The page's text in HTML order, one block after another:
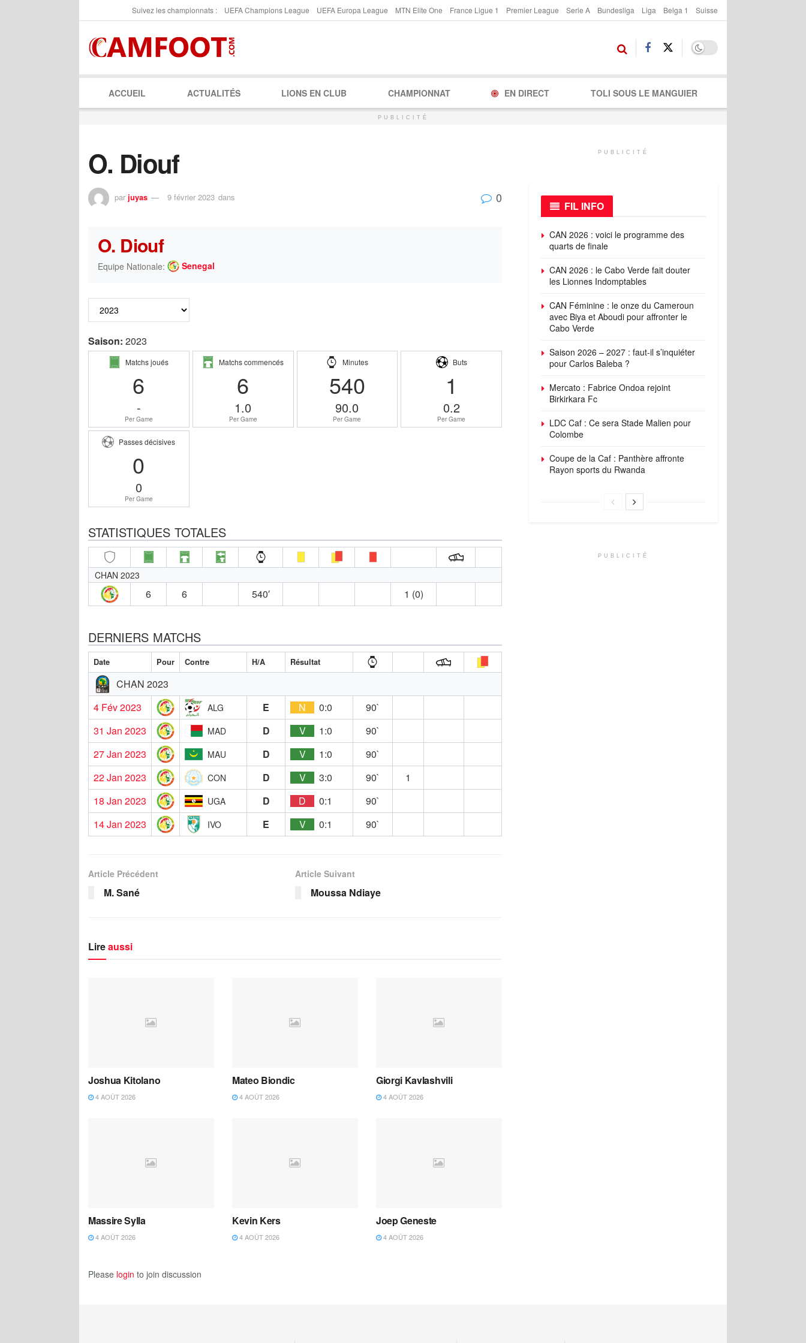
Suivez les championnats : UEFA Champions League UEFA Europa League MTN Elite One France Ligue 1 Premier League Serie A Bundesliga Liga Belga 1 Suisse
ACCUEIL ACTUALITÉS LIONS EN CLUB CHAMPIONNAT EN DIRECT TOLI SOUS LE MANGUIER
PUBLICITÉ
O. Diouf
par juyas 9 février 2023 dans 0
O. Diouf
Equipe Nationale: Senegal
Saison: 2023
Matchs joués
6
-
Per Game
Matchs commencés
6
1.0
Per Game
Minutes
540
90.0
Per Game
Buts
1
0.2
Per Game
Passes décisives
0
0
Per Game
STATISTIQUES TOTALES
CHAN 2023
6 6 540′ 1 (0)
DERNIERS MATCHS
Date Pour Contre H/A Résultat
CHAN 2023
4 Fév 2023
ALG E N 0:0
90`
31 Jan 2023
MAD D V 1:0
90`
27 Jan 2023
MAU D V 1:0
90`
22 Jan 2023
CON D V 3:0 90`
1
18 Jan 2023
UGA D D 0:1
90`
14 Jan 2023
IVO E V 0:1 90`
Article Précédent
M. Sané
Article Suivant
Moussa Ndiaye
Lireaussi
Joshua Kitolano
4 AOÛT 2026
Mateo Biondic
4 AOÛT 2026
Giorgi Kavlashvili
4 AOÛT 2026
Massire Sylla
4 AOÛT 2026
Kevin Kers
4 AOÛT 2026
Joep Geneste
4 AOÛT 2026
Please login to join discussion
PUBLICITÉ
FIL INFO
CAN 2026 : voici le programme des
quarts de finale
CAN 2026 : le Cabo Verde fait douter
les Lionnes Indomptables
CAN Féminine : le onze du Cameroun
avec Biya et Aboudi pour affronter le
Cabo Verde
Saison 2026 – 2027 : faut-il s’inquiéter
pour Carlos Baleba ?
Mercato : Fabrice Ondoa rejoint
Birkirkara Fc
LDC Caf : Ce sera Stade Malien pour
Colombe
Coupe de la Caf : Panthère affronte
Rayon sports du Rwanda
PUBLICITÉ